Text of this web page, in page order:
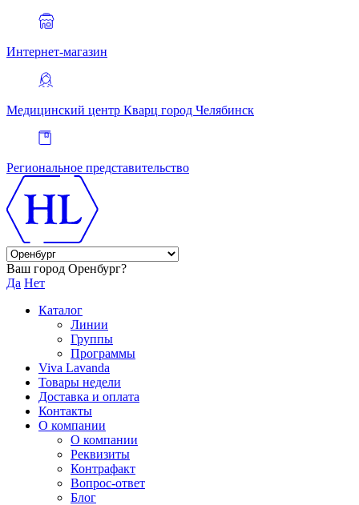
Интернет-магазин
Медицинский центр Кварц город Челябинск
Региональное представительство
Ваш город Оренбург?
Да Нет
Каталог
Линии
Группы
Программы
Viva Lavanda
Товары недели
Доставка и оплата
Контакты
О компании
О компании
Реквизиты
Контрафакт
Вопрос-ответ
Блог